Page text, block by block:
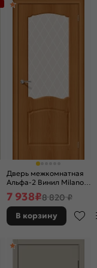
Дверь межкомнатная
Альфа-2 Винил Milano
Vero, остекленная,
white сrystal, каркасно-
щитовая
7 938₽8 820 ₽
В корзину